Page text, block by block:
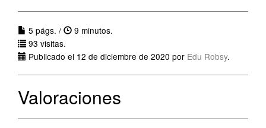
5 págs. /
9 minutos.
93 visitas.
Publicado el 12 de diciembre de 2020 por Edu Robsy.
Valoraciones